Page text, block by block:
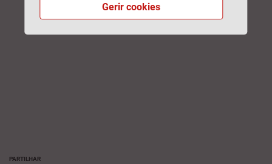
PARTILHAR
Gerir cookies